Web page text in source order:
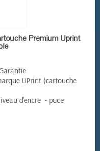
Premium Uprint
UPrint (cartouche
d'encre - puce